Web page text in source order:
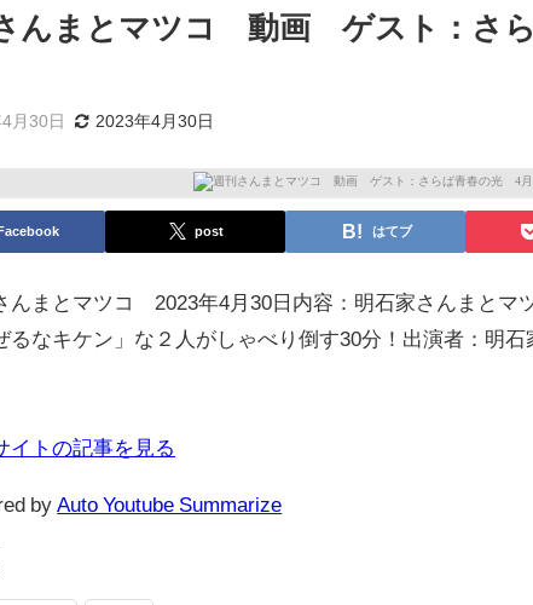
んまとマツコ 動画 ゲスト：さ
月30日 2023年4月30日
post はてブ
んまとマツコ 2023年4月30日内容：明石家さんまとマ
るなキケン」な２人がしゃべり倒す30分！出演者：明
イトの記事を見る
by Auto Youtube Summarize